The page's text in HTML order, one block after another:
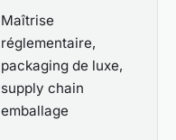
Maîtrise
réglementaire,
packaging de luxe,
supply chain
emballage